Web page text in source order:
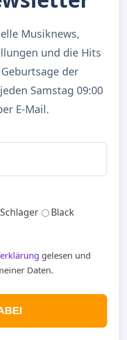
Musiknews,
und die Hits
der
Samstag 09:00
E-Mail.
Schlager
Black
gelesen und
Daten.